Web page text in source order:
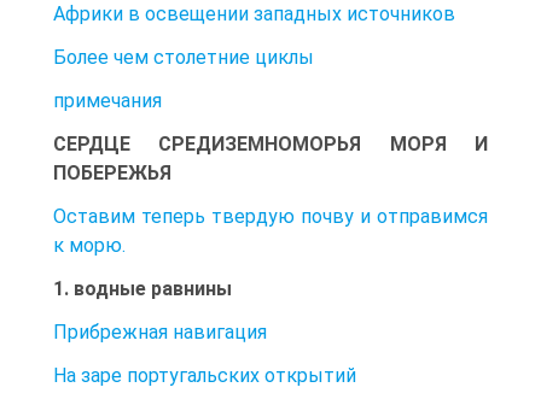
Африки в освещении западных источников
Более чем столетние циклы
примечания
СЕРДЦЕ СРЕДИЗЕМНОМОРЬЯ МОРЯ И
ПОБЕРЕЖЬЯ
Оставим теперь твердую почву и отправимся
к морю.
1. водные равнины
Прибрежная навигация
На заре португальских открытий